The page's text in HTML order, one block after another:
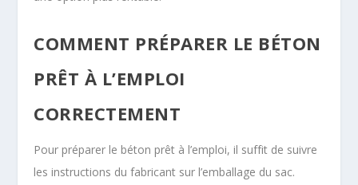
COMMENT PRÉPARER LE BÉTON
PRÊT À L’EMPLOI
CORRECTEMENT
Pour préparer le béton prêt à l’emploi, il suffit de suivre
les instructions du fabricant sur l’emballage du sac.